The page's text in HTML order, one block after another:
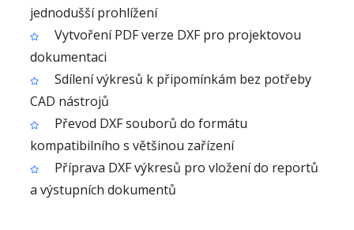
jednodušší prohlížení
Vytvoření PDF verze DXF pro projektovou
dokumentaci
Sdílení výkresů k připomínkám bez potřeby
CAD nástrojů
Převod DXF souborů do formátu
kompatibilního s většinou zařízení
Příprava DXF výkresů pro vložení do reportů
a výstupních dokumentů